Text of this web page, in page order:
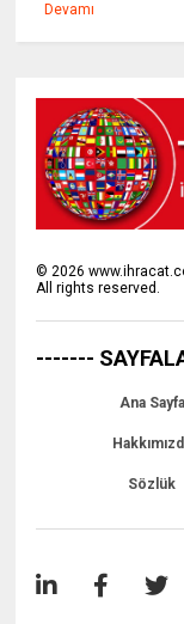
Devamı
©2026
All rights reserved.
-------
Ana Sayfa
Sözlük